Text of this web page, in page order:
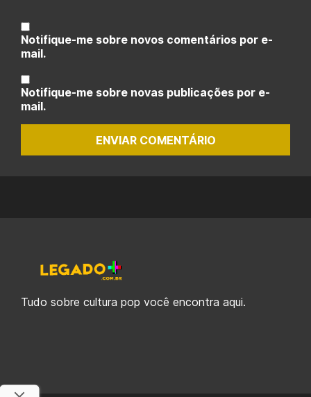
Notifique-me sobre novos comentários por e-
mail.
Notifique-me sobre novas publicações por e-
mail.
ENVIAR COMENTÁRIO
Tudo sobre cultura pop você encontra aqui.